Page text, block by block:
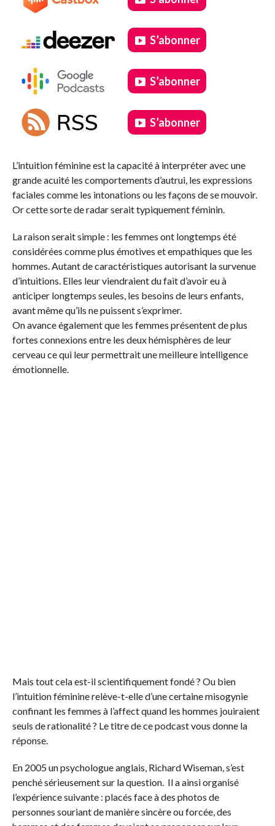
S’abonner
S’abonner
S’abonner
L’intuition féminine est la capacité à interpréter avec une
grande acuité les comportements d’autrui, les expressions
faciales comme les intonations ou les façons de se mouvoir.
Or cette sorte de radar serait typiquement féminin.
La raison serait simple : les femmes ont longtemps été
considérées comme plus émotives et empathiques que les
hommes. Autant de caractéristiques autorisant la survenue
d’intuitions. Elles leur viendraient du fait d’avoir eu à
anticiper longtemps seules, les besoins de leurs enfants,
avant même qu’ils ne puissent s’exprimer.
On avance également que les femmes présentent de plus
fortes connexions entre les deux hémisphères de leur
cerveau ce qui leur permettrait une meilleure intelligence
émotionnelle.
Mais tout cela est-il scientifiquement fondé ? Ou bien
l’intuition féminine relève-t-elle d’une certaine misogynie
confinant les femmes à l’affect quand les hommes jouiraient
seuls de rationalité ? Le titre de ce podcast vous donne la
réponse.
En 2005 un psychologue anglais, Richard Wiseman, s’est
penché sérieusement sur la question. Il a ainsi organisé
l’expérience suivante : placés face à des photos de
personnes souriant de manière sincère ou forcée, des